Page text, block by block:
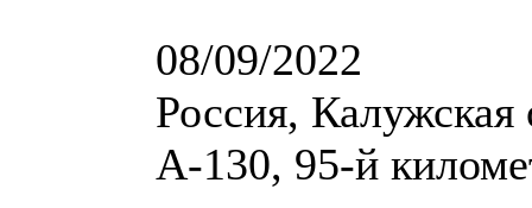
08/09/2022
Россия,
А-130, 95-й